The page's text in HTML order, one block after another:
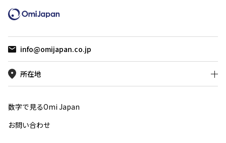
効率化とデータの一貫性向上に貢献して
います。
info@omijapan.co.jp
所在地
数字で見るOmi Japan
お問い合わせ